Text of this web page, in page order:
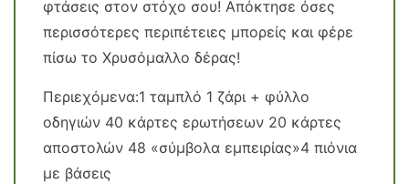
φτάσεις στον στόχο σου! Απόκτησε όσες
περισσότερες περιπέτειες μπορείς και φέρε
πίσω το Χρυσόμαλλο δέρας!
Περιεχόμενα:1 ταμπλό 1 ζάρι + φύλλο
οδηγιών 40 κάρτες ερωτήσεων 20 κάρτες
αποστολών 48 «σύμβολα εμπειρίας»4 πιόνια
με βάσεις